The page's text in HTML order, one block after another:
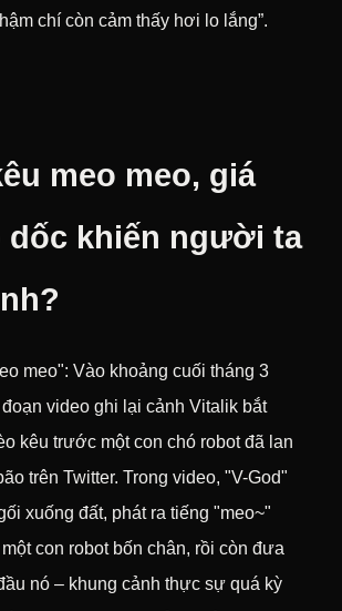
chí còn cảm thấy hơi lo lắng”.
meo meo, giá
dốc khiến người ta
meo": Vào khoảng cuối tháng 3
video ghi lại cảnh Vitalik bắt
kêu trước một con chó robot đã lan
trên Twitter. Trong video, "V-God"
xuống đất, phát ra tiếng "meo~"
con robot bốn chân, rồi còn đưa
nó – khung cảnh thực sự quá kỳ